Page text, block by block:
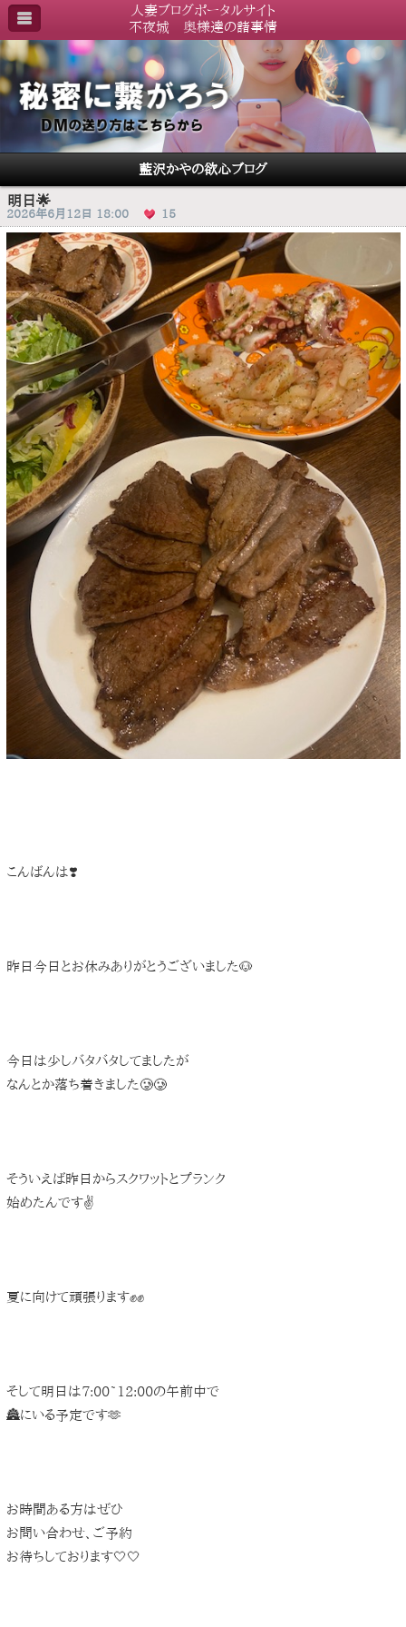
人妻ブログポータルサイト
不夜城 奥様達の諸事情
藍沢かやの欲心ブログ
明日🌟
2026年6月12日 18:00 15
こんばんは❣️
昨日今日とお休みありがとうございました🐶
今日は少しバタバタしてましたが
なんとか落ち着きました🥲🥲
そういえば昨日からスクワットとプランク
始めたんです✌️
夏に向けて頑張ります✊✊
そして明日は7:00~12:00の午前中で
🏯にいる予定です🫶
お時間ある方はぜひ
お問い合わせ、ご予約
お待ちしております🤍🤍